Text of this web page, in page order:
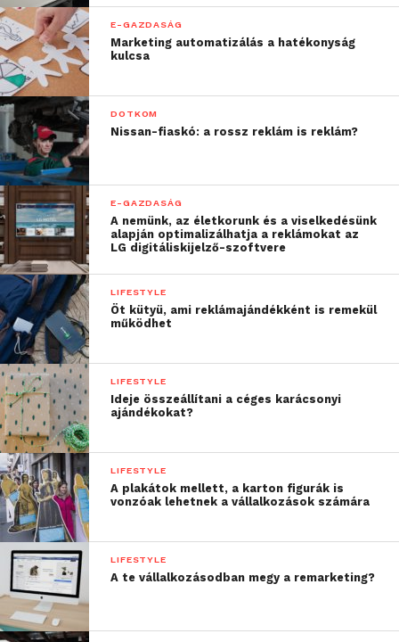
E-GAZDASÁG
Marketing automatizálás a hatékonyság
kulcsa
DOTKOM
Nissan-fiaskó: a rossz reklám is reklám?
E-GAZDASÁG
A nemünk, az életkorunk és a viselkedésünk
alapján optimalizálhatja a reklámokat az
LG digitáliskijelző-szoftvere
LIFESTYLE
Öt kütyü, ami reklámajándékként is remekül
működhet
LIFESTYLE
Ideje összeállítani a céges karácsonyi
ajándékokat?
LIFESTYLE
A plakátok mellett, a karton figurák is
vonzóak lehetnek a vállalkozások számára
LIFESTYLE
A te vállalkozásodban megy a remarketing?